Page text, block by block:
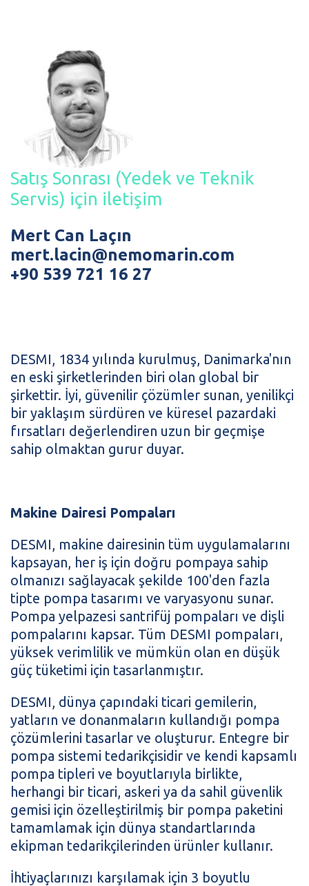
Satış Sonrası (Yedek ve Teknik
Servis) için iletişim
Mert Can Laçın
mert.lacin@nemomarin.com
+90 539 721 16 27
DESMI, 1834 yılında kurulmuş, Danimarka'nın
en eski şirketlerinden biri olan global bir
şirkettir. İyi, güvenilir çözümler sunan, yenilikçi
bir yaklaşım sürdüren ve küresel pazardaki
fırsatları değerlendiren uzun bir geçmişe
sahip olmaktan gurur duyar.
Makine Dairesi Pompaları
DESMI, makine dairesinin tüm uygulamalarını
kapsayan, her iş için doğru pompaya sahip
olmanızı sağlayacak şekilde 100'den fazla
tipte pompa tasarımı ve varyasyonu sunar.
Pompa yelpazesi santrifüj pompaları ve dişli
pompalarını kapsar. Tüm DESMI pompaları,
yüksek verimlilik ve mümkün olan en düşük
güç tüketimi için tasarlanmıştır.
DESMI, dünya çapındaki ticari gemilerin,
yatların ve donanmaların kullandığı pompa
çözümlerini tasarlar ve oluşturur. Entegre bir
pompa sistemi tedarikçisidir ve kendi kapsamlı
pompa tipleri ve boyutlarıyla birlikte,
herhangi bir ticari, askeri ya da sahil güvenlik
gemisi için özelleştirilmiş bir pompa paketini
tamamlamak için dünya standartlarında
ekipman tedarikçilerinden ürünler kullanır.
İhtiyaçlarınızı karşılamak için 3 boyutlu